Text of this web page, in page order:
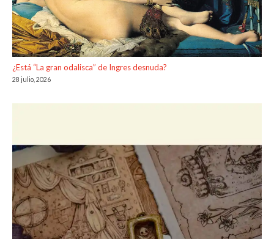
¿Está “La gran odalisca” de Ingres desnuda?
28 julio, 2026